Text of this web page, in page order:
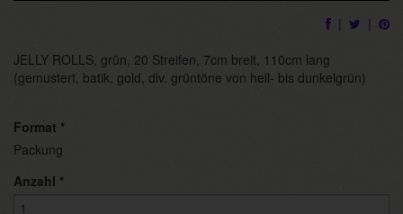
|
|
JELLY ROLLS, grün, 20 Streifen, 7cm breit, 110cm lang
(gemustert, batik, gold, div. grüntöne von hell- bis dunkelgrün)
Format *
Packung
Anzahl *